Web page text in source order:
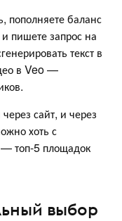
пополняете баланс
пишете запрос на
текст в
в Veo —
сайт, и через
хоть с
— топ-5 площадок
выбор